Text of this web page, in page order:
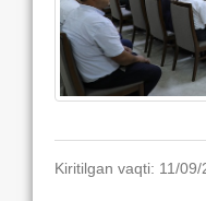
Kiritilgan vaqti: 11/